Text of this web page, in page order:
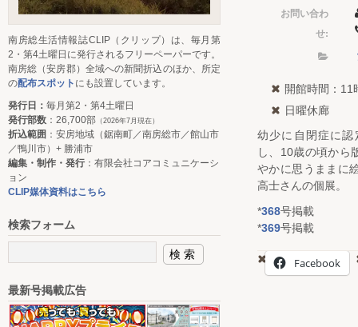
お問い合わ
せ:
開館時間：11
日曜休廊
幼少に自閉症に
し、10歳の頃から
やかに思うままに
高士さんの個展。
*368号掲載
*369号掲載
Facebook
南房総生活情報誌CLIP（クリップ）は、毎月第
2・第4土曜日に発行されるフリーペーパーです。
南房総（安房郡）全域への新聞折込のほか、所定
の配布スポット にも設置しています。
発行日： 毎月第2・第4土曜日
発行部数 ：26,700部 （2026年7月現在）
折込範囲 ：安房地域（鋸南町／南房総市／館山市
／鴨川市）+ 勝浦市
編集・制作・発行：有限会社コアコミュニケーシ
ョン
CLIP媒体資料はこちら
検索フォーム
最新号掲載広告